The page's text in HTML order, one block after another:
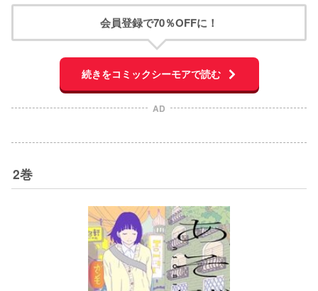
会員登録で70％OFFに！
続きをコミックシーモアで読む
AD
2巻